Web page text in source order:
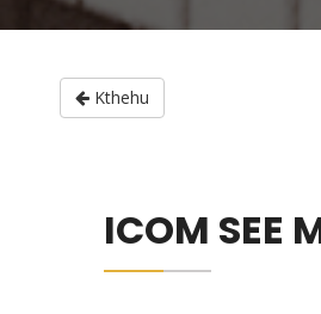
Kthehu
ICOM SEE